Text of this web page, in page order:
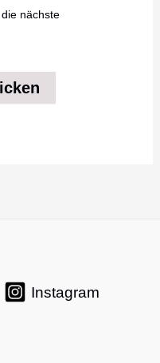
nächste
Instagram